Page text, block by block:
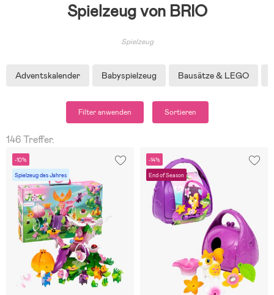
Spielzeug von BRIO
Spielzeug
Adventskalender Babyspielzeug Bausätze & LEGO
Filter anwenden Sortieren
146 Treffer.
-10%
Spielzeug des Jahres
-14%
End of Season